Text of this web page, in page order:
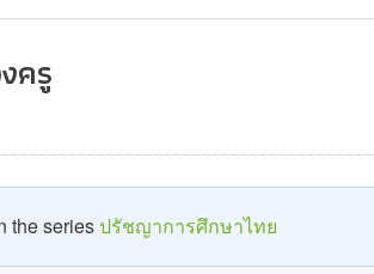
ครู
the seriesปรัชญาการศึกษาไทย